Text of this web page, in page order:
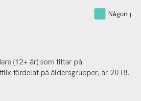
Någon
(12+ år) som tittar på
fördelat på åldersgrupper, år 2018.